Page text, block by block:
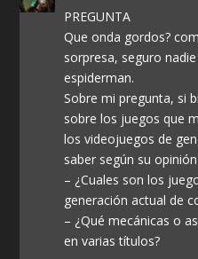
PREGUNTA
Que onda gordos?
sorpresa, seguro
espiderman.
Sobre mi pregunta, si
sobre los juegos que
los videojuegos de
saber según su opinión
– ¿Cuales son los
generación actual de
– ¿Qué mecánicas o
en varias títulos?